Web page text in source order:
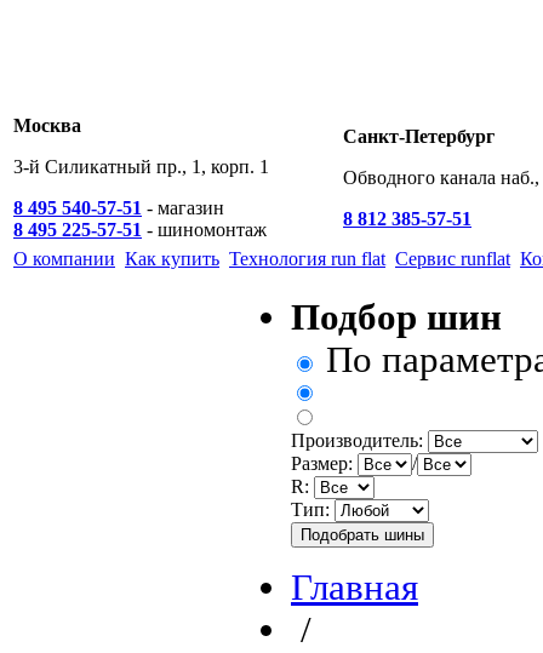
Москва
3-й Силикатный пр., 1, корп. 1
8 495 540-57-51 - магазин
8 495 225-57-51 - шиномонтаж
Санкт-Петербург
Обводного канала
8 812 385-57-51
О компании Как купить Технология run flat Сервис runflat
Подбор шин
По
Производитель:
Размер:
/
R:
Тип:
Главная
/